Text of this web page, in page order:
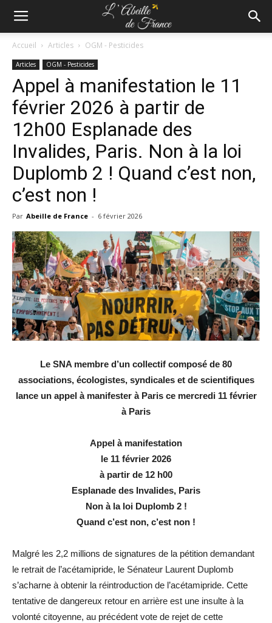
Accueil Articles OGM - Pesticides
Articles OGM - Pesticides
Appel à manifestation le 11
février 2026 à partir de
12h00 Esplanade des
Invalides, Paris. Non à la loi
Duplomb 2 ! Quand c’est non,
c’est non !
Par Abeille de France - 6 février 2026
Le SNA membre d’un collectif composé de 80
associations, écologistes, syndicales et de scientifiques
lance un appel à manifester à Paris ce mercredi 11 février
à Paris
Appel à manifestation
le 11 février 2026
à partir de 12 h00
Esplanade des Invalides, Paris
Non à la loi Duplomb 2 !
Quand c’est non, c’est non !
Malgré les 2,2 millions de signatures de la pétition demandant
le retrait de l’acétamipride, le Sénateur Laurent Duplomb
s’acharne à obtenir la réintroduction de l’acétamipride. Cette
tentative de dangereux retour en arrière est une insulte à la
volonté citoyenne, au précédent vote de rejet de cette